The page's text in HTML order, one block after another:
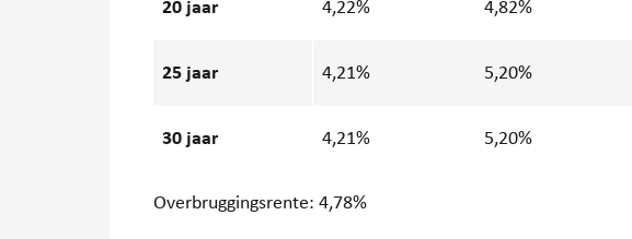
20 jaar
25 jaar
30 jaar
4,22% 4,82%
4,21% 5,20%
4,21% 5,20%
Overbruggingsrente: 4,78%